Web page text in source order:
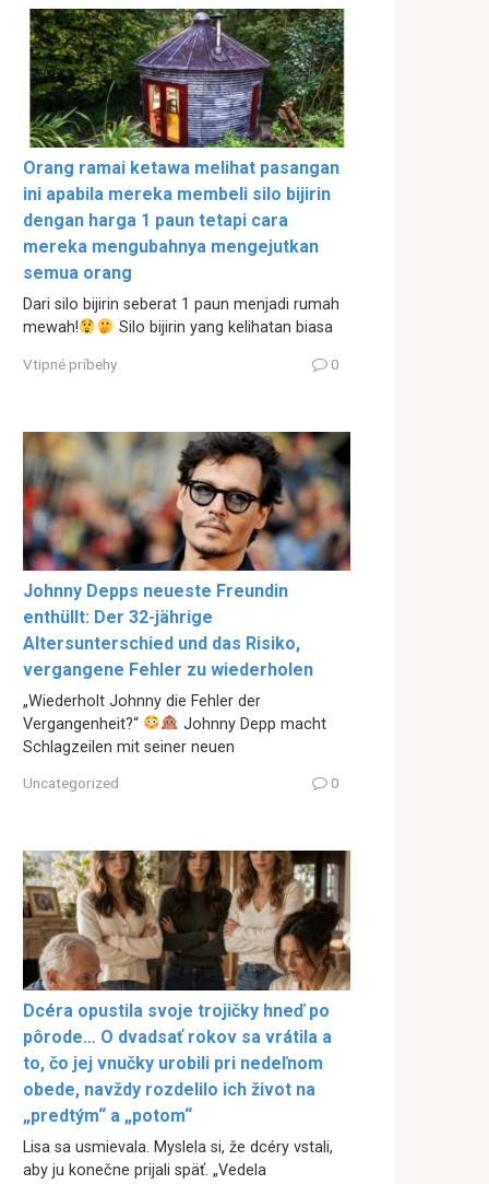
Orang ramai ketawa melihat pasangan
ini apabila mereka membeli silo bijirin
dengan harga 1 paun tetapi cara
mereka mengubahnya mengejutkan
semua orang
Dari silo bijirin seberat 1 paun menjadi rumah
mewah!
Silo bijirin yang kelihatan biasa
Vtipné príbehy 0
Johnny Depps neueste Freundin
enthüllt: Der 32-jährige
Altersunterschied und das Risiko,
vergangene Fehler zu wiederholen
„Wiederholt Johnny die Fehler der
Vergangenheit?“
Johnny Depp macht
Schlagzeilen mit seiner neuen
Uncategorized 0
Dcéra opustila svoje trojičky hneď po
pôrode… O dvadsať rokov sa vrátila a
to, čo jej vnučky urobili pri nedeľnom
obede, navždy rozdelilo ich život na
„predtým“ a „potom“
Lisa sa usmievala. Myslela si, že dcéry vstali,
aby ju konečne prijali späť. „Vedela